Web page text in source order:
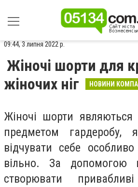
09:44, 3 липня 2022 р.
Жіночі шорти для
жіночих ніг
НОВИНИ
Жіночі шорти являються
предметом гардеробу,
відчувати себе
вільно. За допомогою
створювати